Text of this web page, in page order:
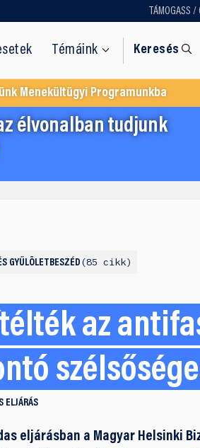
TÁMOGASS
Témáink Keresés
Menekültügyi Programunkba
élvonalban tudjunk
GYŰLÖLETBESZÉD 85 cikk
az
ELJÁRÁS
eljárásban a Magyar Helsinki